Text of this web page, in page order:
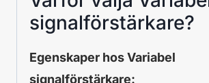
signalförstärkare?
Egenskaper hos Variabel
signalförstärkare: